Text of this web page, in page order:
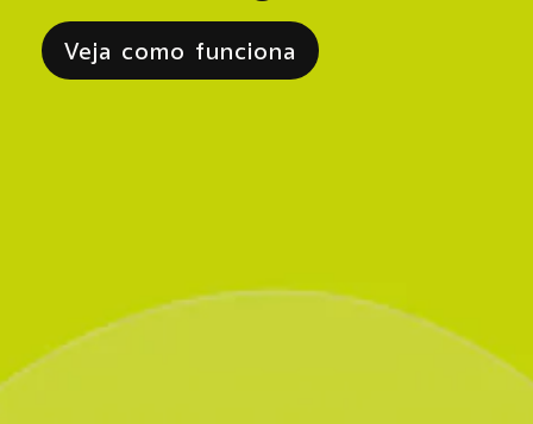
Veja como funciona